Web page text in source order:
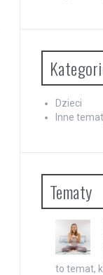
Dzieci
Inne
Tematy
to temat,